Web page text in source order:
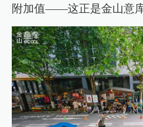
附加值——这正是金山意库